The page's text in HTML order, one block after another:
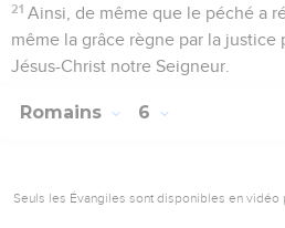
21 Ainsi, de même que le péché a
même la grâce règne par la justice
Jésus-Christ notre Seigneur.
Romains 6
Seuls les Évangiles sont disponibles en vidéo